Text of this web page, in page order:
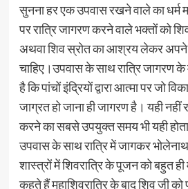
सुनना हर एक उपवास रखने वाले का धर्म
पर रात्रि जागरण करने वाले भक्तों को
अथवा शिव स्रोत का आश्रय लेकर
चाहिए।उपवास के साथ रात्रि जागरण
है कि पांचों इंद्रियों द्वारा आत्मा पर जो
जाग्रत हो जाना ही जागरण है। यही नहीं
करने का सबसे उपयुक्त समय भी यही
उपवास के साथ रात्रि में जागकर
शास्त्रों में शिवरात्रि के पूजन को बहुत ही
कहते हैं महाशिवरात्रि के बाद शिव जी